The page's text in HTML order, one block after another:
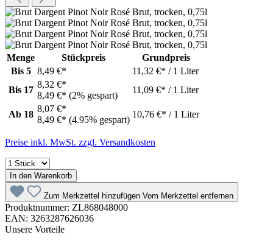
Menge Stückpreis
Grundpreis
Bis 5 8,49 €*
11,32 €* / 1 Liter
Bis 17
8,32 €*
8,49 €* (2% gespart)
11,09 €* / 1 Liter
Ab 18
8,07 €*
8,49 €* (4.95% gespart)
10,76 €* / 1 Liter
Preise inkl. MwSt. zzgl. Versandkosten
In den Warenkorb
Zum Merkzettel hinzufügen Vom Merkzettel entfernen
Produktnummer: ZL868048000
EAN: 3263287626036
Unsere Vorteile